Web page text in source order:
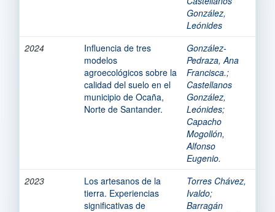
González,
Leónides
2024
Influencia de tres
modelos
agroecológicos sobre la
calidad del suelo en el
municipio de Ocaña,
Norte de Santander.
González-
Pedraza, Ana
Francisca.;
Castellanos
González,
Leónides;
Capacho
Mogollón,
Alfonso
Eugenio.
2023
Los artesanos de la
tierra. Experiencias
significativas de
Torres Chávez,
Ivaldo;
Barragán